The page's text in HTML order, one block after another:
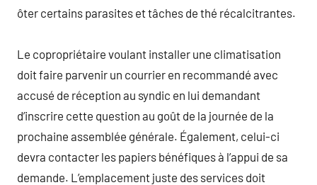
ôter certains parasites et tâches de thé récalcitrantes.
Le copropriétaire voulant installer une climatisation
doit faire parvenir un courrier en recommandé avec
accusé de réception au syndic en lui demandant
d’inscrire cette question au goût de la journée de la
prochaine assemblée générale. Également, celui-ci
devra contacter les papiers bénéfiques à l’appui de sa
demande. L’emplacement juste des services doit